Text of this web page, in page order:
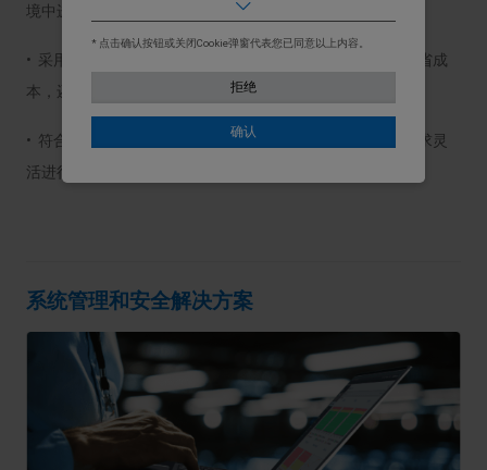
境中进行顺畅维护。
• 采用智能电源和 Smart Cooling 实现节能设计，不仅可节省成
本，还可实现非凡性能。
• 符合行业标准开放式设计 (DC-MHS) 要求，可根据不同需求灵
活进行配置。
系统管理和安全解决方案
允许用户在我们的网站上移动以及提供访问诸如您的
个人资料和购买、登录凭据以及网站其他区域等功能
通过收集和报告信息，帮助我们了解访问者如何与我
* 点击确认按钮或关闭Cookie弹窗代表您已同意以上内容。
拒绝
确认